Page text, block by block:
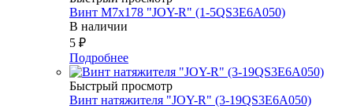
Винт М7х178 "JOY-R" (1-5QS3E6A050)
В наличии
5 ₽
Подробнее
Быстрый просмотр
Винт натяжителя "JOY-R" (3-19QS3E6A050)